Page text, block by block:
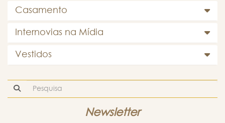
Casamento
Internovias na Mídia
Vestidos
Newsletter